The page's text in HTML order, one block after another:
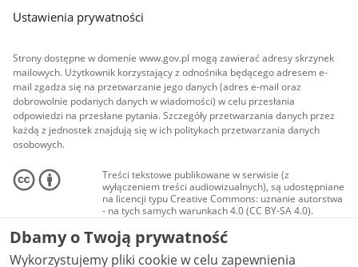
Ustawienia prywatności
Strony dostępne w domenie www.gov.pl mogą zawierać adresy skrzynek
mailowych. Użytkownik korzystający z odnośnika będącego adresem e-
mail zgadza się na przetwarzanie jego danych (adres e-mail oraz
dobrowolnie podanych danych w wiadomości) w celu przesłania
odpowiedzi na przesłane pytania. Szczegóły przetwarzania danych przez
każdą z jednostek znajdują się w ich politykach przetwarzania danych
osobowych.
Treści tekstowe publikowane w serwisie (z
wyłączeniem treści audiowizualnych), są udostępniane
na licencji typu Creative Commons: uznanie autorstwa
- na tych samych warunkach 4.0 (CC BY-SA 4.0).
Materiały audiowizualne, w tym zdjęcia, materiały
audio i wideo, są udostępniane na licencji typu
Creative Commons: uznanie autorstwa użycie
niekomercyjne - bez utworów zależnych 4.0 (CC BY-
Dbamy o Twoją prywatność
Wykorzystujemy pliki cookie w celu zapewnienia